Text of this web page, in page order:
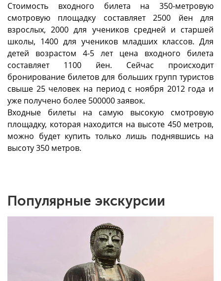
Стоимость входного билета на 350-метровую
смотровую площадку составляет 2500 йен для
взрослых, 2000 для учеников средней и старшей
школы, 1400 для учеников младших классов. Для
детей возрастом 4-5 лет цена входного билета
составляет 1100 йен. Сейчас происходит
бронирование билетов для больших групп туристов
свыше 25 человек на период с ноября 2012 года и
уже получено более 500000 заявок.
Входные билеты на самую высокую смотровую
площадку, которая находится на высоте 450 метров,
можно будет купить только лишь поднявшись на
высоту 350 метров.
Популярные экскурсии